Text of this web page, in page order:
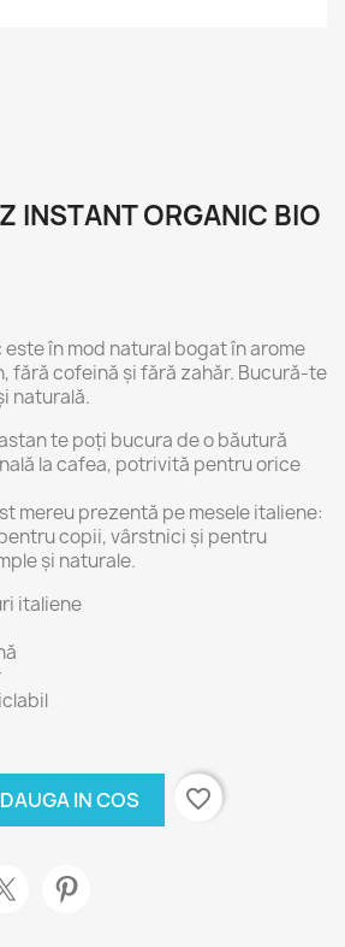
INSTANT ORGANIC BIO
în mod natural bogat în arome
fără cofeină și fără zahăr. Bucură-te
naturală.
te poți bucura de o băutură
la cafea, potrivită pentru orice
mereu prezentă pe mesele italiene:
copii, vârstnici și pentru
și naturale.
italiene
IN COS favorite_border